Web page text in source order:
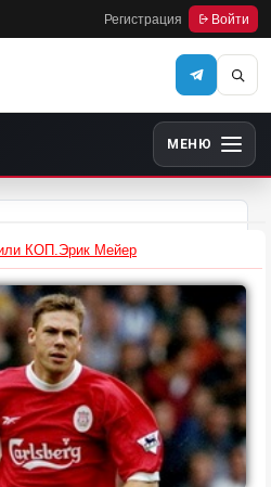
Регистрация Войти
МЕНЮ
КОП.Эрик Мейер